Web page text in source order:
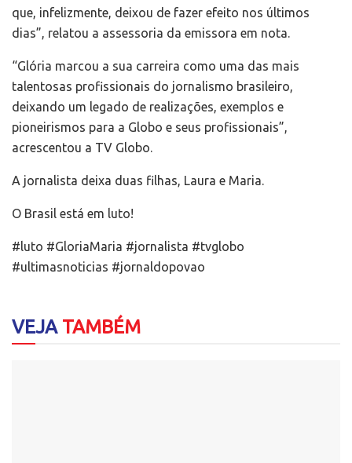
que, infelizmente, deixou de fazer efeito nos últimos
dias”, relatou a assessoria da emissora em nota.
“Glória marcou a sua carreira como uma das mais
talentosas profissionais do jornalismo brasileiro,
deixando um legado de realizações, exemplos e
pioneirismos para a Globo e seus profissionais”,
acrescentou a TV Globo.
A jornalista deixa duas filhas, Laura e Maria.
O Brasil está em luto!
#luto #GloriaMaria #jornalista #tvglobo
#ultimasnoticias #jornaldopovao
VEJATAMBÉM